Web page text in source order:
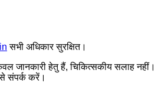
सभी अधिकार सुरक्षित।
जानकारी हेतु हैं, चिकित्सकीय सलाह नहीं।
संपर्क करें।